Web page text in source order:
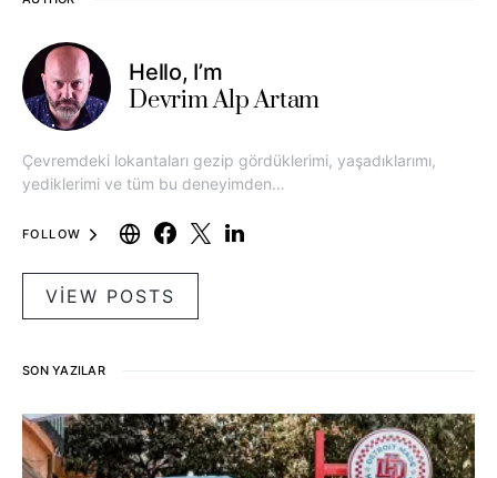
Hello, I’m
Devrim Alp Artam
Çevremdeki lokantaları gezip gördüklerimi, yaşadıklarımı,
yediklerimi ve tüm bu deneyimden…
FOLLOW
VIEW POSTS
SON YAZILAR